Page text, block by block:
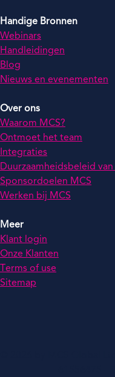
Handige Bronnen
Webinars
Handleidingen
Blog
Nieuws en evenementen
Over ons
Waarom MCS?
Ontmoet het team
Integraties
Duurzaamheidsbeleid van
Sponsordoelen MCS
Werken bij MCS
Meer
Klant login
Onze Klanten
Terms of use
Sitemap